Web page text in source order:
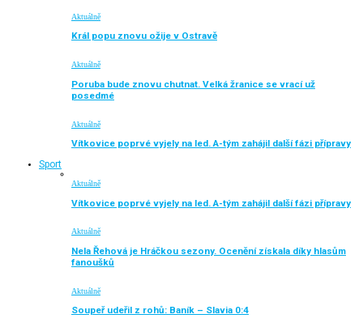
Aktuálně
Král popu znovu ožije v Ostravě
Aktuálně
Poruba bude znovu chutnat. Velká žranice se vrací už
posedmé
Aktuálně
Vítkovice poprvé vyjely na led. A-tým zahájil další fázi přípravy
Sport
Aktuálně
Vítkovice poprvé vyjely na led. A-tým zahájil další fázi přípravy
Aktuálně
Nela Řehová je Hráčkou sezony. Ocenění získala díky hlasům
fanoušků
Aktuálně
Soupeř udeřil z rohů: Baník – Slavia 0:4